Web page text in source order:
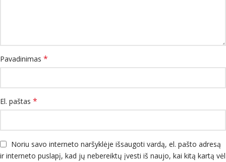
Pavadinimas *
El. paštas *
Noriu savo interneto naršyklėje išsaugoti vardą, el. pašto adresą
ir interneto puslapį, kad jų nebereiktų įvesti iš naujo, kai kitą kartą vėl